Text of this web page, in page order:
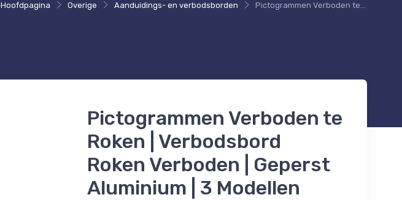
Hoofdpagina Overige Aanduidings- en verbodsborden Pictogrammen Verboden te Roken | Verbodsbord Roken Verboden | Geperst Aluminium | 3 Modellen
Pictogrammen Verboden te
Roken | Verbodsbord
Roken Verboden | Geperst
Aluminium | 3 Modellen